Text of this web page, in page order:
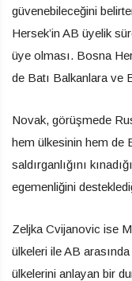
güvenebileceğini
Hersek’in AB üyelik
üye olması. Bosna
de Batı Balkanlara ve
Novak, görüşmede
hem ülkesinin hem de
saldırganlığını
egemenliğini
Zeljka Cvijanovic ise
ülkeleri ile AB
ülkelerini anlayan bir